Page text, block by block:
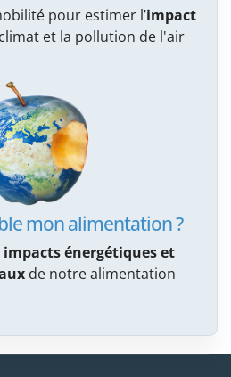
pour estimer l’impact
et la pollution de l'air
mon alimentation ?
impacts énergétiques et
de notre alimentation